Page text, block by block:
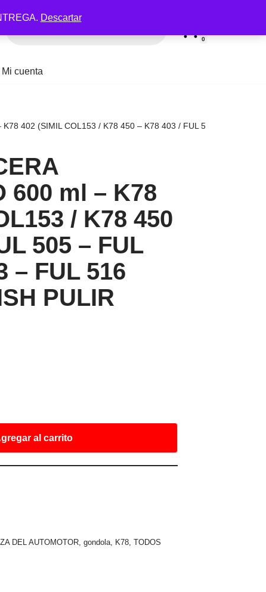
Descartar
0
Mi cuenta
K78 402 (SIMIL COL153 / K78 450 – K78 403 / FUL 505 – FUL 507
600 ml – K78
/ K78 450
505 – FUL
– FUL 516
PULIR
al carrito
DEL AUTOMOTOR,gondola, K78,TODOS